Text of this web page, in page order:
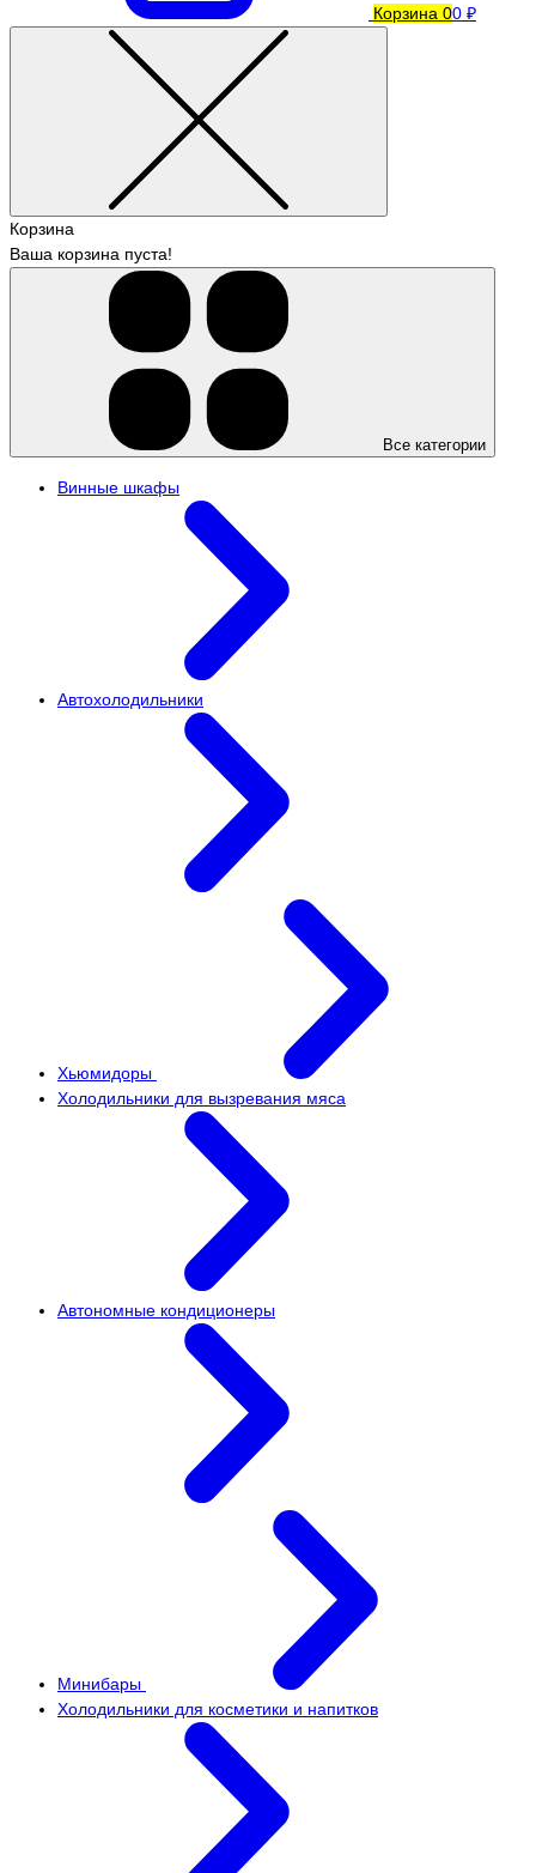
Корзина 00 ₽
Корзина
Ваша корзина пуста!
Все категории
Винные шкафы
Автохолодильники
Хьюмидоры
Холодильники для вызревания мяса
Автономные кондиционеры
Минибары
Холодильники для косметики и напитков